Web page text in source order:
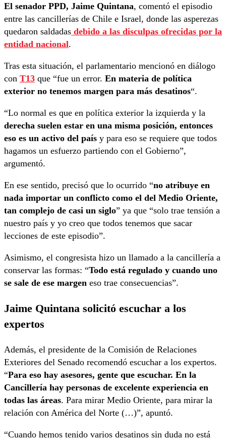
El senador PPD, Jaime Quintana, comentó el episodio
entre las cancillerías de Chile e Israel, donde las asperezas
quedaron saldadas debido a las disculpas ofrecidas por la
entidad nacional.
Tras esta situación, el parlamentario mencionó en diálogo
con T13 que “fue un error. En materia de política
exterior no tenemos margen para más desatinos“.
“Lo normal es que en política exterior la izquierda y la
derecha suelen estar en una misma posición, entonces
eso es un activo del país y para eso se requiere que todos
hagamos un esfuerzo partiendo con el Gobierno”,
argumentó.
En ese sentido, precisó que lo ocurrido “no atribuye en
nada importar un conflicto como el del Medio Oriente,
tan complejo de casi un siglo” ya que “solo trae tensión a
nuestro país y yo creo que todos tenemos que sacar
lecciones de este episodio”.
Asimismo, el congresista hizo un llamado a la cancillería a
conservar las formas: “Todo está regulado y cuando uno
se sale de ese margen eso trae consecuencias”.
Jaime Quintana solicitó escuchar a los
expertos
Además, el presidente de la Comisión de Relaciones
Exteriores del Senado recomendó escuchar a los expertos.
“Para eso hay asesores, gente que escuchar. En la
Cancillería hay personas de excelente experiencia en
todas las áreas. Para mirar Medio Oriente, para mirar la
relación con América del Norte (…)”, apuntó.
“Cuando hemos tenido varios desatinos sin duda no está